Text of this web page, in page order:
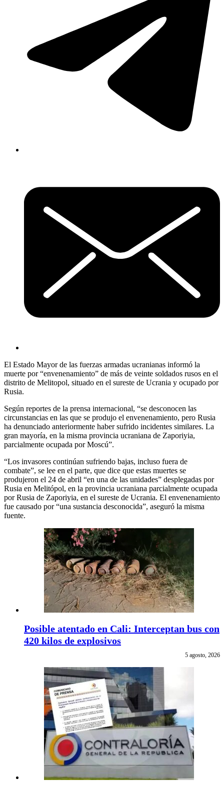
El Estado Mayor de las fuerzas armadas ucranianas informó la
muerte por “envenenamiento” de más de veinte soldados rusos en el
distrito de Melitopol, situado en el sureste de Ucrania y ocupado por
Rusia.
Según reportes de la prensa internacional, “se desconocen las
circunstancias en las que se produjo el envenenamiento, pero Rusia
ha denunciado anteriormente haber sufrido incidentes similares. La
gran mayoría, en la misma provincia ucraniana de Zaporiyia,
parcialmente ocupada por Moscú”.
“Los invasores continúan sufriendo bajas, incluso fuera de
combate”, se lee en el parte, que dice que estas muertes se
produjeron el 24 de abril “en una de las unidades” desplegadas por
Rusia en Melitópol, en la provincia ucraniana parcialmente ocupada
por Rusia de Zaporiyia, en el sureste de Ucrania. El envenenamiento
fue causado por “una sustancia desconocida”, aseguró la misma
fuente.
Posible atentado en Cali: Interceptan bus con
420 kilos de explosivos
5 agosto, 2026